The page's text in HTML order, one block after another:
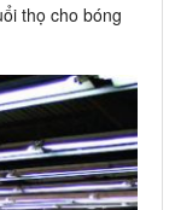
thọ cho bóng